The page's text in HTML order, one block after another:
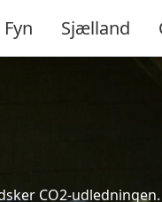
Fyn Sjælland
CO2-